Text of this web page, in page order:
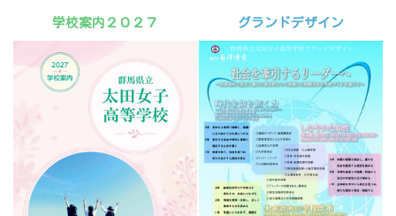
学校案内２０２７ グランドデザイン